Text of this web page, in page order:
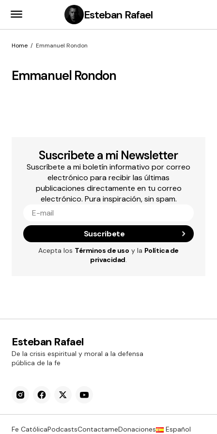
Esteban Rafael
Home Emmanuel Rondon
Emmanuel Rondon
Suscribete a mi Newsletter
Suscríbete a mi boletín informativo por correo
electrónico para recibir las últimas
publicaciones directamente en tu correo
electrónico. Pura inspiración, sin spam.
Suscribete
Acepta los Términos de uso y la Política de
privacidad.
Esteban Rafael
De la crisis espiritual y moral a la defensa
pública de la fe
Fe CatólicaPodcastsContactameDonaciones Español